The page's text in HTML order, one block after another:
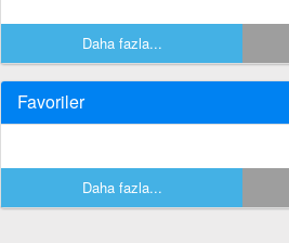
Daha fazla...
Favoriler
Daha fazla...